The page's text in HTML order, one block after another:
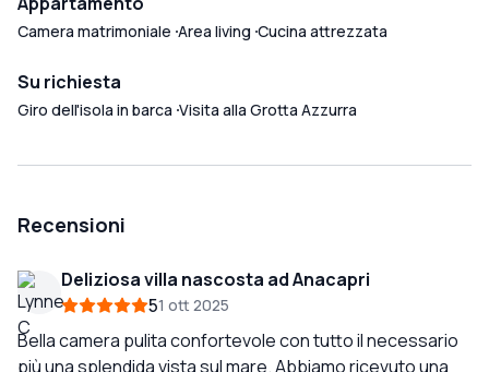
Camera matrimoniale Area living Cucina attrezzata
Su richiesta
Giro dell'isola in barca Visita alla Grotta Azzurra
Recensioni
Deliziosa villa nascosta ad Anacapri
51 ott 2025
Bella camera pulita confortevole con tutto il necessario
più una splendida vista sul mare. Abbiamo ricevuto una